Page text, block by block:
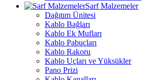
Sarf Malzemeler
Dağıtım Ünitesi
Kablo Bağları
Kablo Ek Mufları
Kablo Pabuçları
Kablo Rakoru
Kablo Uçları ve Yüksükler
Pano Prizi